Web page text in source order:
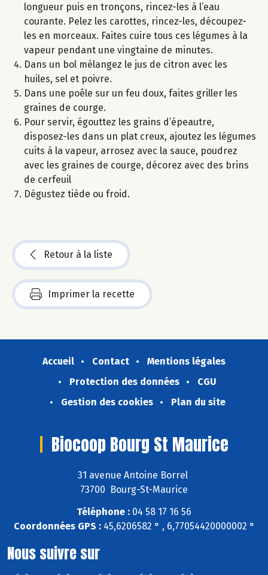
longueur puis en tronçons, rincez-les à l’eau
courante. Pelez les carottes, rincez-les, découpez-
les en morceaux. Faites cuire tous ces légumes à la
vapeur pendant une vingtaine de minutes.
Dans un bol mélangez le jus de citron avec les
huiles, sel et poivre.
Dans une poêle sur un feu doux, faites griller les
graines de courge.
Pour servir, égouttez les grains d’épeautre,
disposez-les dans un plat creux, ajoutez les légumes
cuits à la vapeur, arrosez avec la sauce, poudrez
avec les graines de courge, décorez avec des brins
de cerfeuil
Dégustez tiède ou froid.
Retour à la liste
Imprimer la recette
Accueil Contact
Mentions légales
Protection des données
CGU
Gestion des cookies
Plan du site
Biocoop Bourg St Maurice
31 avenue Antoine Borrel
73700 Bourg-St-Maurice
Téléphone : 04 58 17 16 56
Coordonnées GPS :45,6206582 ° , 6,77054420000002 °
Nous suivre sur